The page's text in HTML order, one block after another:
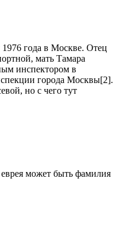
1976 года в Москве. Отец
мать Тамара
инспектором в
города Москвы[2].
но с чего тут
может быть фамилия